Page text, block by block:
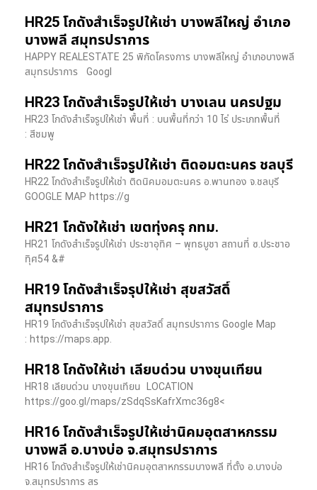
HR25 โกดังสำเร็จรูปให้เช่า บางพลีใหญ่ อำเภอ
บางพลี สมุทรปราการ
HAPPY REALESTATE 25 พิกัดโครงการ บางพลีใหญ่ อำเภอบางพลี
สมุทรปราการ Googl
HR23 โกดังสำเร็จรูปให้เช่า บางเลน นครปฐม
HR23 โกดังสำเร็จรูปให้เช่า พื้นที่ : บนพื้นที่กว่า 10 ไร่ ประเภทพื้นที่
: สีชมพู
HR22 โกดังสำเร็จรูปให้เช่า ติดอมตะนคร ชลบุรี
HR22 โกดังสำเร็จรูปให้เช่า ติดนิคมอมตะนคร อ.พานทอง จ.ชลบุรี
GOOGLE MAP https://g
HR21 โกดังให้เช่า เขตทุ่งครุ กทม.
HR21 โกดังสำเร็จรูปให้เช่า ประชาอุทิศ – พุทธบูชา สถานที่ ซ.ประชาอ
ทุิศ54 &#
HR19 โกดังสำเร็จรุปให้เช่า สุขสวัสดิ์
สมุทรปราการ
HR19 โกดังสำเร็จรุปให้เช่า สุขสวัสดิ์ สมุทรปราการ Google Map
: https://maps.app.
HR18 โกดังให้เช่า เลียบด่วน บางขุนเทียน
HR18 เลียบด่วน​ บางขุนเทียน​ LOCATION
https://goo.gl/maps/zSdqSsKafrXmc36g8<
HR16 โกดังสำเร็จรูปให้เช่านิคมอุตสาหกรรม
บางพลี อ.บางบ่อ จ.สมุทรปราการ
HR16 โกดังสำเร็จรูปให้เช่านิคมอุตสาหกรรมบางพลี ที่ตั้ง อ.บางบ่อ
จ.สมุทรปราการ สร